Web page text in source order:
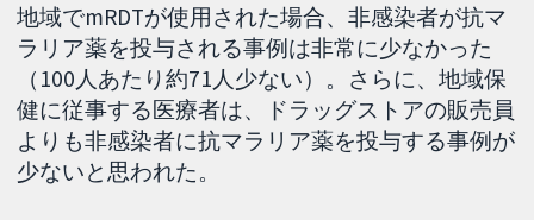
地域でmRDTが使用された場合、非感染者が抗マ
ラリア薬を投与される事例は非常に少なかった
（100人あたり約71人少ない）。さらに、地域保
健に従事する医療者は、ドラッグストアの販売員
よりも非感染者に抗マラリア薬を投与する事例が
少ないと思われた。